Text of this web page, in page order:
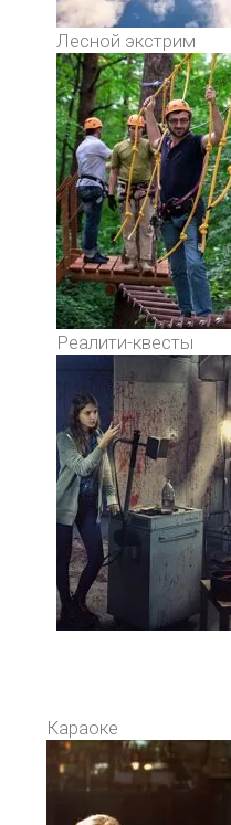
Лесной экстрим
Реалити-квесты
Караоке